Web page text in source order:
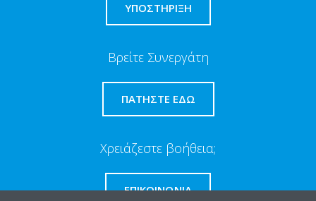
ΥΠΟΣΤΗΡΙΞΗ
Βρείτε Συνεργάτη
ΠΑΤΉΣΤΕ ΕΔΏ
Χρειάζεστε βοήθεια;
ΕΠΙΚΟΙΝΩΝΊΑ